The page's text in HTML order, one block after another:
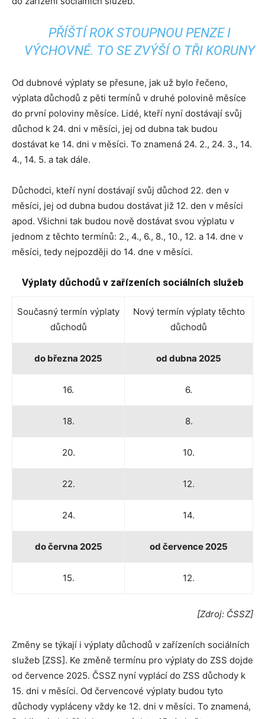
PŘÍŠTÍ ROK STOUPNOU PENZE I
VÝCHOVNÉ. TO SE ZVÝŠÍ O TŘI KORUNY
Od dubnové výplaty se přesune, jak už bylo řečeno,
výplata důchodů z pěti termínů v druhé polovině měsíce
do první poloviny měsíce. Lidé, kteří nyní dostávají svůj
důchod k 24. dni v měsíci, jej od dubna tak budou
dostávat ke 14. dni v měsíci. To znamená 24. 2., 24. 3., 14.
4., 14. 5. a tak dále.
Důchodci, kteří nyní dostávají svůj důchod 22. den v
měsíci, jej od dubna budou dostávat již 12. den v měsíci
apod. Všichni tak budou nově dostávat svou výplatu v
jednom z těchto termínů: 2., 4., 6., 8., 10., 12. a 14. dne v
měsíci, tedy nejpozději do 14. dne v měsíci.
Výplaty důchodů v zařízeních sociálních služeb
Současný termín výplaty
důchodů
Nový termín výplaty těchto
důchodů
do března 2025 od dubna 2025
16. 6.
18. 8.
20. 10.
22. 12.
24. 14.
do června 2025 od července 2025
15. 12.
[Zdroj: ČSSZ]
Změny se týkají i výplaty důchodů v zařízeních sociálních
služeb [ZSS]. Ke změně termínu pro výplaty do ZSS dojde
od července 2025. ČSSZ nyní vyplácí do ZSS důchody k
15. dni v měsíci. Od červencové výplaty budou tyto
důchody vypláceny vždy ke 12. dni v měsíci. To znamená,